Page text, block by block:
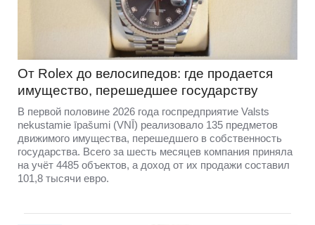
От Rolex до велосипедов: где продается
имущество, перешедшее государству
В первой половине 2026 года госпредприятие Valsts
nekustamie īpašumi (VNĪ) реализовало 135 предметов
движимого имущества, перешедшего в собственность
государства. Всего за шесть месяцев компания приняла
на учёт 4485 объектов, а доход от их продажи составил
101,8 тысячи евро.